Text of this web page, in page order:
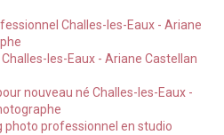
Challes-les-Eaux - Ariane
les-Eaux - Ariane Castellan
nouveau né Challes-les-Eaux -
photo professionnel en studio